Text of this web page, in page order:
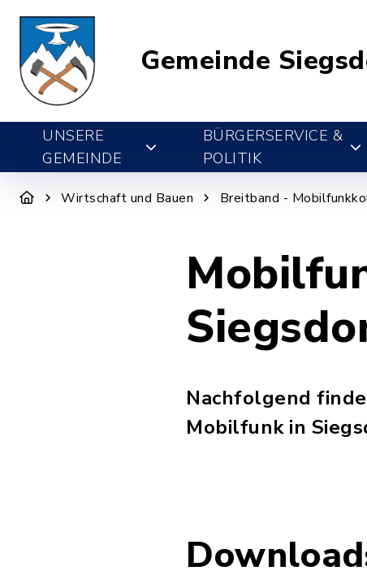
Gemeinde
UNSERE
GEMEINDE
BÜRGERSERVICE &
POLITIK
Wirtschaft und Bauen Breitband -
Nachfolgend
Mobilfunk in